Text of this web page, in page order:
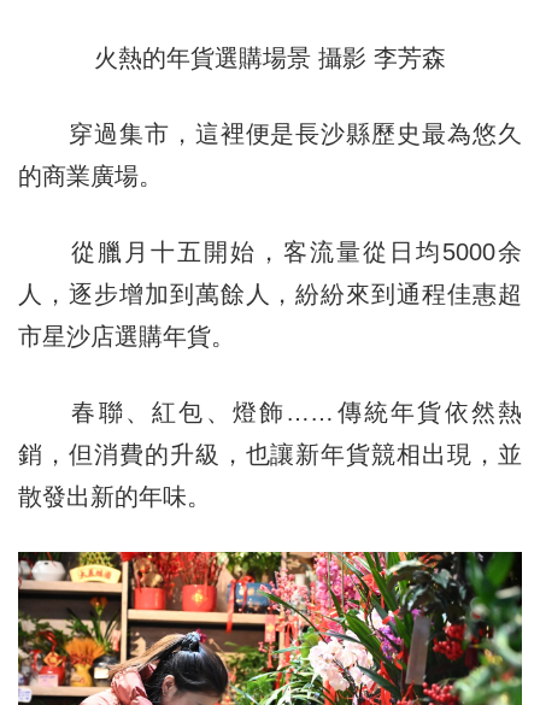
火熱的年貨選購場景 攝影 李芳森
穿過集市，這裡便是長沙縣歷史最為悠久
的商業廣場。
從臘月十五開始，客流量從日均5000余
人，逐步增加到萬餘人，紛紛來到通程佳惠超
市星沙店選購年貨。
春聯、紅包、燈飾……傳統年貨依然熱
銷，但消費的升級，也讓新年貨競相出現，並
散發出新的年味。